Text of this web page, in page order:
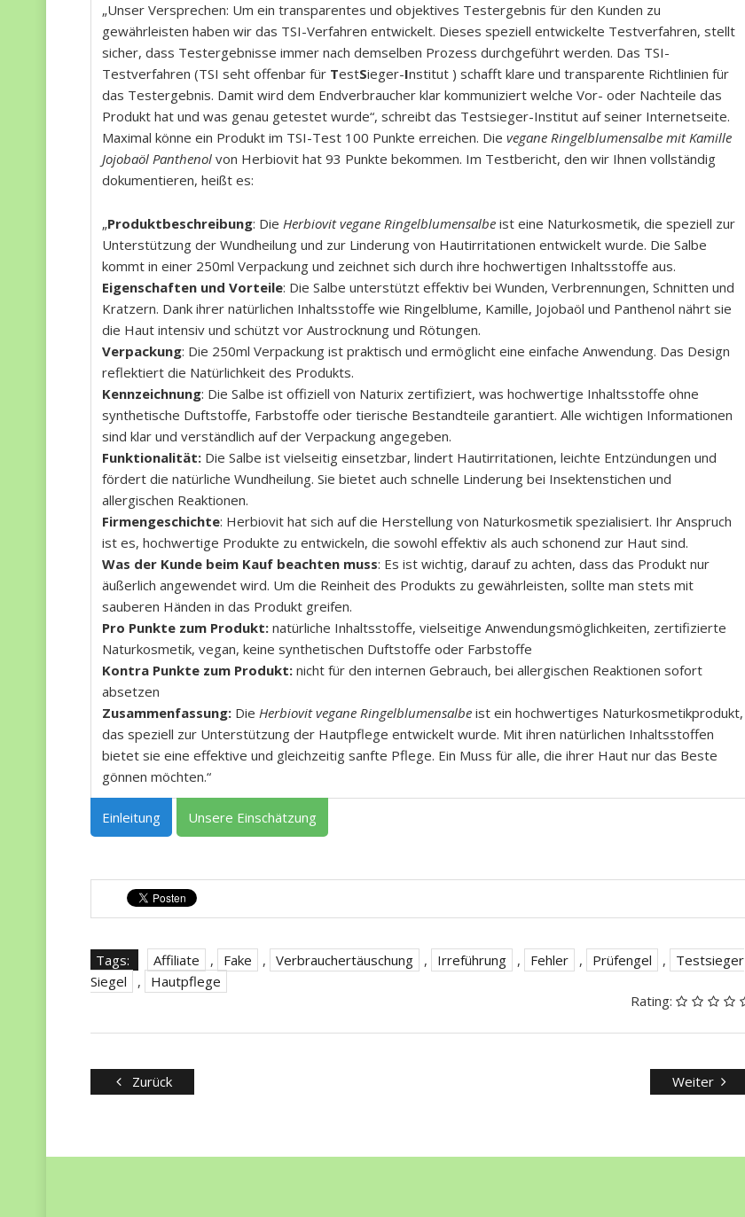
„Unser Versprechen: Um ein transparentes und objektives Testergebnis für den Kunden zu
gewährleisten haben wir das TSI-Verfahren entwickelt. Dieses speziell entwickelte Testverfahren, stellt
sicher, dass Testergebnisse immer nach demselben Prozess durchgeführt werden. Das TSI-
Testverfahren (TSI seht offenbar für TestSieger-Institut ) schafft klare und transparente Richtlinien für
das Testergebnis. Damit wird dem Endverbraucher klar kommuniziert welche Vor- oder Nachteile das
Produkt hat und was genau getestet wurde“, schreibt das Testsieger-Institut auf seiner Internetseite.
Maximal könne ein Produkt im TSI-Test 100 Punkte erreichen. Die vegane Ringelblumensalbe mit Kamille
Jojobaöl Panthenol von Herbiovit hat 93 Punkte bekommen. Im Testbericht, den wir Ihnen vollständig
dokumentieren, heißt es:
„Produktbeschreibung: Die Herbiovit vegane Ringelblumensalbe ist eine Naturkosmetik, die speziell zur
Unterstützung der Wundheilung und zur Linderung von Hautirritationen entwickelt wurde. Die Salbe
kommt in einer 250ml Verpackung und zeichnet sich durch ihre hochwertigen Inhaltsstoffe aus.
Eigenschaften und Vorteile: Die Salbe unterstützt effektiv bei Wunden, Verbrennungen, Schnitten und
Kratzern. Dank ihrer natürlichen Inhaltsstoffe wie Ringelblume, Kamille, Jojobaöl und Panthenol nährt sie
die Haut intensiv und schützt vor Austrocknung und Rötungen.
Verpackung: Die 250ml Verpackung ist praktisch und ermöglicht eine einfache Anwendung. Das Design
reflektiert die Natürlichkeit des Produkts.
Kennzeichnung: Die Salbe ist offiziell von Naturix zertifiziert, was hochwertige Inhaltsstoffe ohne
synthetische Duftstoffe, Farbstoffe oder tierische Bestandteile garantiert. Alle wichtigen Informationen
sind klar und verständlich auf der Verpackung angegeben.
Funktionalität: Die Salbe ist vielseitig einsetzbar, lindert Hautirritationen, leichte Entzündungen und
fördert die natürliche Wundheilung. Sie bietet auch schnelle Linderung bei Insektenstichen und
allergischen Reaktionen.
Firmengeschichte: Herbiovit hat sich auf die Herstellung von Naturkosmetik spezialisiert. Ihr Anspruch
ist es, hochwertige Produkte zu entwickeln, die sowohl effektiv als auch schonend zur Haut sind.
Was der Kunde beim Kauf beachten muss: Es ist wichtig, darauf zu achten, dass das Produkt nur
äußerlich angewendet wird. Um die Reinheit des Produkts zu gewährleisten, sollte man stets mit
sauberen Händen in das Produkt greifen.
Pro Punkte zum Produkt: natürliche Inhaltsstoffe, vielseitige Anwendungsmöglichkeiten, zertifizierte
Naturkosmetik, vegan, keine synthetischen Duftstoffe oder Farbstoffe
Kontra Punkte zum Produkt: nicht für den internen Gebrauch, bei allergischen Reaktionen sofort
absetzen
Zusammenfassung: Die Herbiovit vegane Ringelblumensalbe ist ein hochwertiges Naturkosmetikprodukt,
das speziell zur Unterstützung der Hautpflege entwickelt wurde. Mit ihren natürlichen Inhaltsstoffen
bietet sie eine effektive und gleichzeitig sanfte Pflege. Ein Muss für alle, die ihrer Haut nur das Beste
gönnen möchten.“
Einleitung Unsere Einschätzung
Tags: Affiliate , Fake , Verbrauchertäuschung , Irreführung , Fehler , Prüfengel ,
Testsieger
Siegel
,
Hautpflege
Rating:
Zurück Weiter